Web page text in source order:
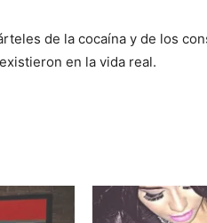
de la cocaína y de los
en la vida real.